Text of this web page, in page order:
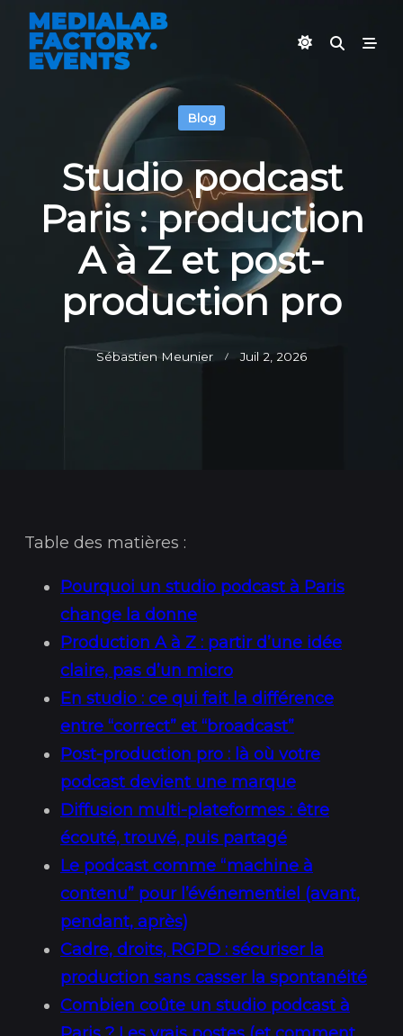
Skip
content
Blog
Studio podcast
Paris : production
A à Z et post-
production pro
Sébastien Meunier Juil 2, 2026
Table des matières :
Pourquoi un studio podcast à Paris
change la donne
Production A à Z : partir d’une idée
claire, pas d’un micro
En studio : ce qui fait la différence
entre “correct” et “broadcast”
Post-production pro : là où votre
podcast devient une marque
Diffusion multi-plateformes : être
écouté, trouvé, puis partagé
Le podcast comme “machine à
contenu” pour l’événementiel (avant,
pendant, après)
Cadre, droits, RGPD : sécuriser la
production sans casser la spontanéité
Combien coûte un studio podcast à